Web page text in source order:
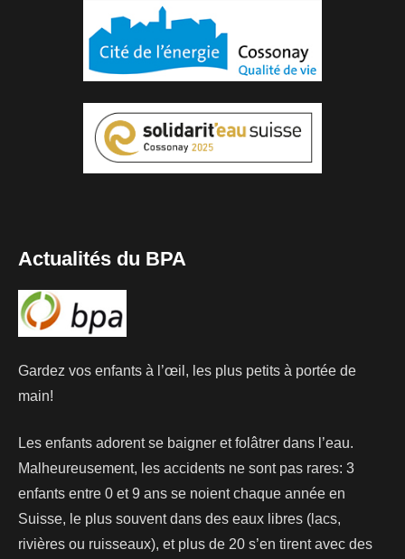
Actualités du BPA
Gardez vos enfants à l’œil, les plus petits à portée de
main!
Les enfants adorent se baigner et folâtrer dans l’eau.
Malheureusement, les accidents ne sont pas rares: 3
enfants entre 0 et 9 ans se noient chaque année en
Suisse, le plus souvent dans des eaux libres (lacs,
rivières ou ruisseaux), et plus de 20 s’en tirent avec des